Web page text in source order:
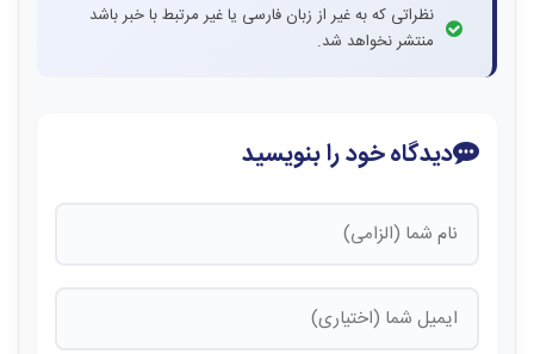
نظراتی که به غیر از زبان فارسی یا غیر مرتبط با خبر باشد
منتشر نخواهد شد.
دیدگاه خود را بنویسید